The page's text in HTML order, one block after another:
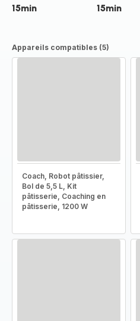
15min 15min
Appareils compatibles (5)
Coach, Robot pâtissier,
Bol de 5,5 L, Kit
pâtisserie, Coaching en
pâtisserie, 1200 W